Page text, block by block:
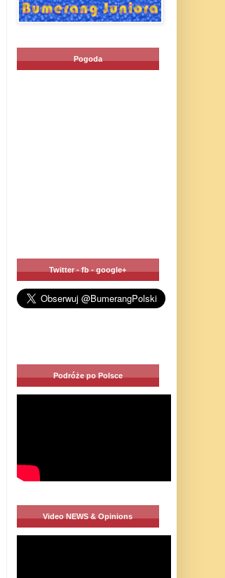
Pogoda
Twitter - fb - google+
Podróże po Polsce
Video NEWS & Opinions